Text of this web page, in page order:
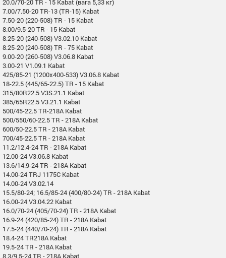
7.00/7.50-20 TR-13 (TR-15) Kabat
7.50-20 (220-508) TR - 15 Kabat
8.00/9.5-20 TR - 15 Kabat
8.25-20 (240-508) V3.02.10 Kabat
8.25-20 (240-508) TR - 75 Kabat
9.00-20 (260-508) V3.06.8 Kabat
3.00-21 V1.09.1 Kabat
425/85-21 (1200x400-533) V3.06.8 Kabat
18-22.5 (445/65-22.5) TR - 15 Kabat
315/80R22.5 V3S.21.1 Kabat
385/65R22.5 V3.21.1 Kabat
500/45-22.5 TR-218A Kabat
500/550/60-22.5 TR - 218A Kabat
600/50-22.5 TR - 218A Kabat
700/45-22.5 TR - 218A Kabat
11.2/12.4-24 TR - 218A Kabat
12.00-24 V3.06.8 Kabat
13.6/14.9-24 TR - 218A Kabat
14.00-24 TRJ 1175C Kabat
14.00-24 V3.02.14
15.5/80-24; 16.5/85-24 (400/80-24) TR - 218A Kabat
16.00-24 V3.04.22 Kabat
16.0/70-24 (405/70-24) TR - 218A Kabat
16.9-24 (420/85-24) TR - 218A Kabat
17.5-24 (440/70-24) TR - 218A Kabat
18.4-24 TR218A Kabat
19.5-24 TR - 218A Kabat
8.3/9.5-24 TR - 218A Kabat